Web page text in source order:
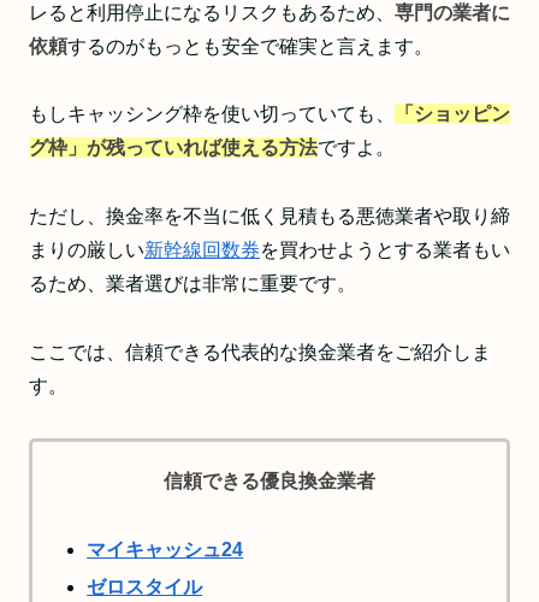
レると利用停止になるリスクもあるため、 専門の業者に
依頼するのがもっとも安全で確実と言えます。
もしキャッシング枠を使い切っていても、
「ショッピン
グ枠」が残っていれば使える方法ですよ。
ただし、換金率を不当に低く見積もる悪徳業者や取り締
まりの厳しい新幹線回数券を買わせようとする業者もい
るため、業者選びは非常に重要です。
ここでは、信頼できる代表的な換金業者をご紹介しま
す。
信頼できる優良換金業者
マイキャッシュ24
ゼロスタイル